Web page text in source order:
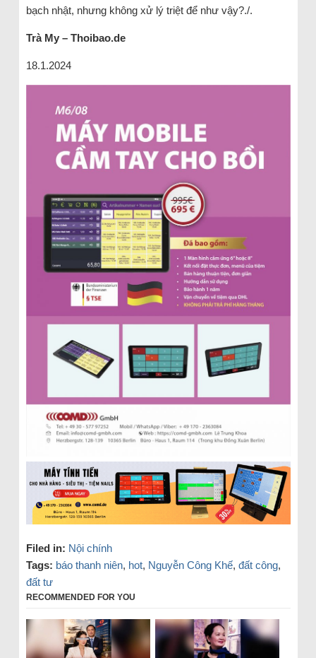
bạch nhật, nhưng không xử lý triệt để như vậy?./.
Trà My – Thoibao.de
18.1.2024
Filed in: Nội chính
Tags: báo thanh niên, hot, Nguyễn Công Khế, đất công,
đất tư
RECOMMENDED FOR YOU